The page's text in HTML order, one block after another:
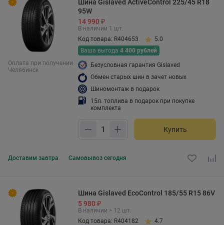
Оплата при получении
Челябинск
Шина Gislaved ActiveControl 225/45 R18
95W
14 990 ₽
В наличии 1 шт.
Код товара: R404653
5.0
Ваша выгода 4 400 рублей
Безусловная гарантия Gislaved
Обмен старых шин в зачет новых
Шиномонтаж в подарок
15л. топлива в подарок при покупке
комплекта
Купить
Доставим завтра Самовывоз сегодня
Шина Gislaved EcoControl 185/55 R15 86V
5 980 ₽
В наличии > 12 шт.
Код товара: R404182
4.7